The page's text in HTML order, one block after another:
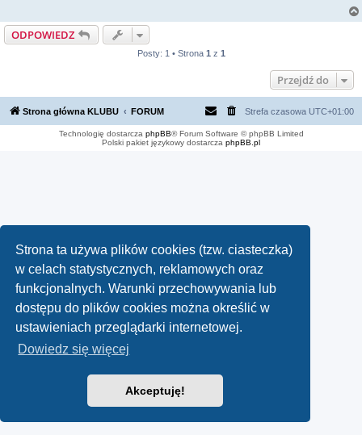
Strona ta używa plików cookies (tzw. ciasteczka)
w celach statystycznych, reklamowych oraz
funkcjonalnych. Warunki przechowywania lub
dostępu do plików cookies można określić w
ustawieniach przeglądarki internetowej.
Dowiedz się więcej
Akceptuję!
ODPOWIEDZ
Posty: 1 • Strona 1 z 1
Przejdź do
Strona główna KLUBU FORUM Strefa czasowa UTC+01:00
Technologię dostarcza phpBB® Forum Software © phpBB Limited
Polski pakiet językowy dostarcza phpBB.pl